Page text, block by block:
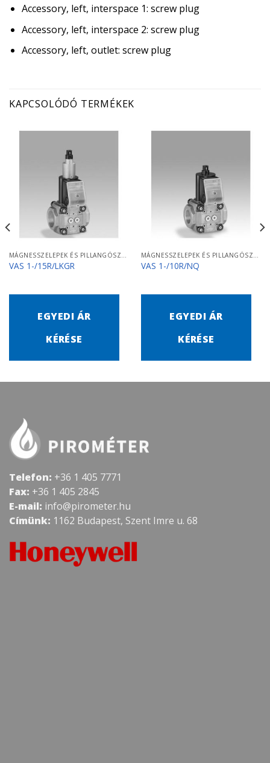
Accessory, left, interspace 1: screw plug
Accessory, left, interspace 2: screw plug
Accessory, left, outlet: screw plug
KAPCSOLÓDÓ TERMÉKEK
MÁGNESSZELEPEK ÉS PILLANGÓSZELEPEK
VAS 1-/15R/LKGR
EGYEDI ÁR
KÉRÉSE
MÁGNESSZELEPEK ÉS PILLANGÓSZELEPEK
VAS 1-/10R/NQ
EGYEDI ÁR
KÉRÉSE
Telefon: +36 1 405 7771
Fax: +36 1 405 2845
E-mail: info@pirometer.hu
Címünk: 1162 Budapest, Szent Imre u. 68